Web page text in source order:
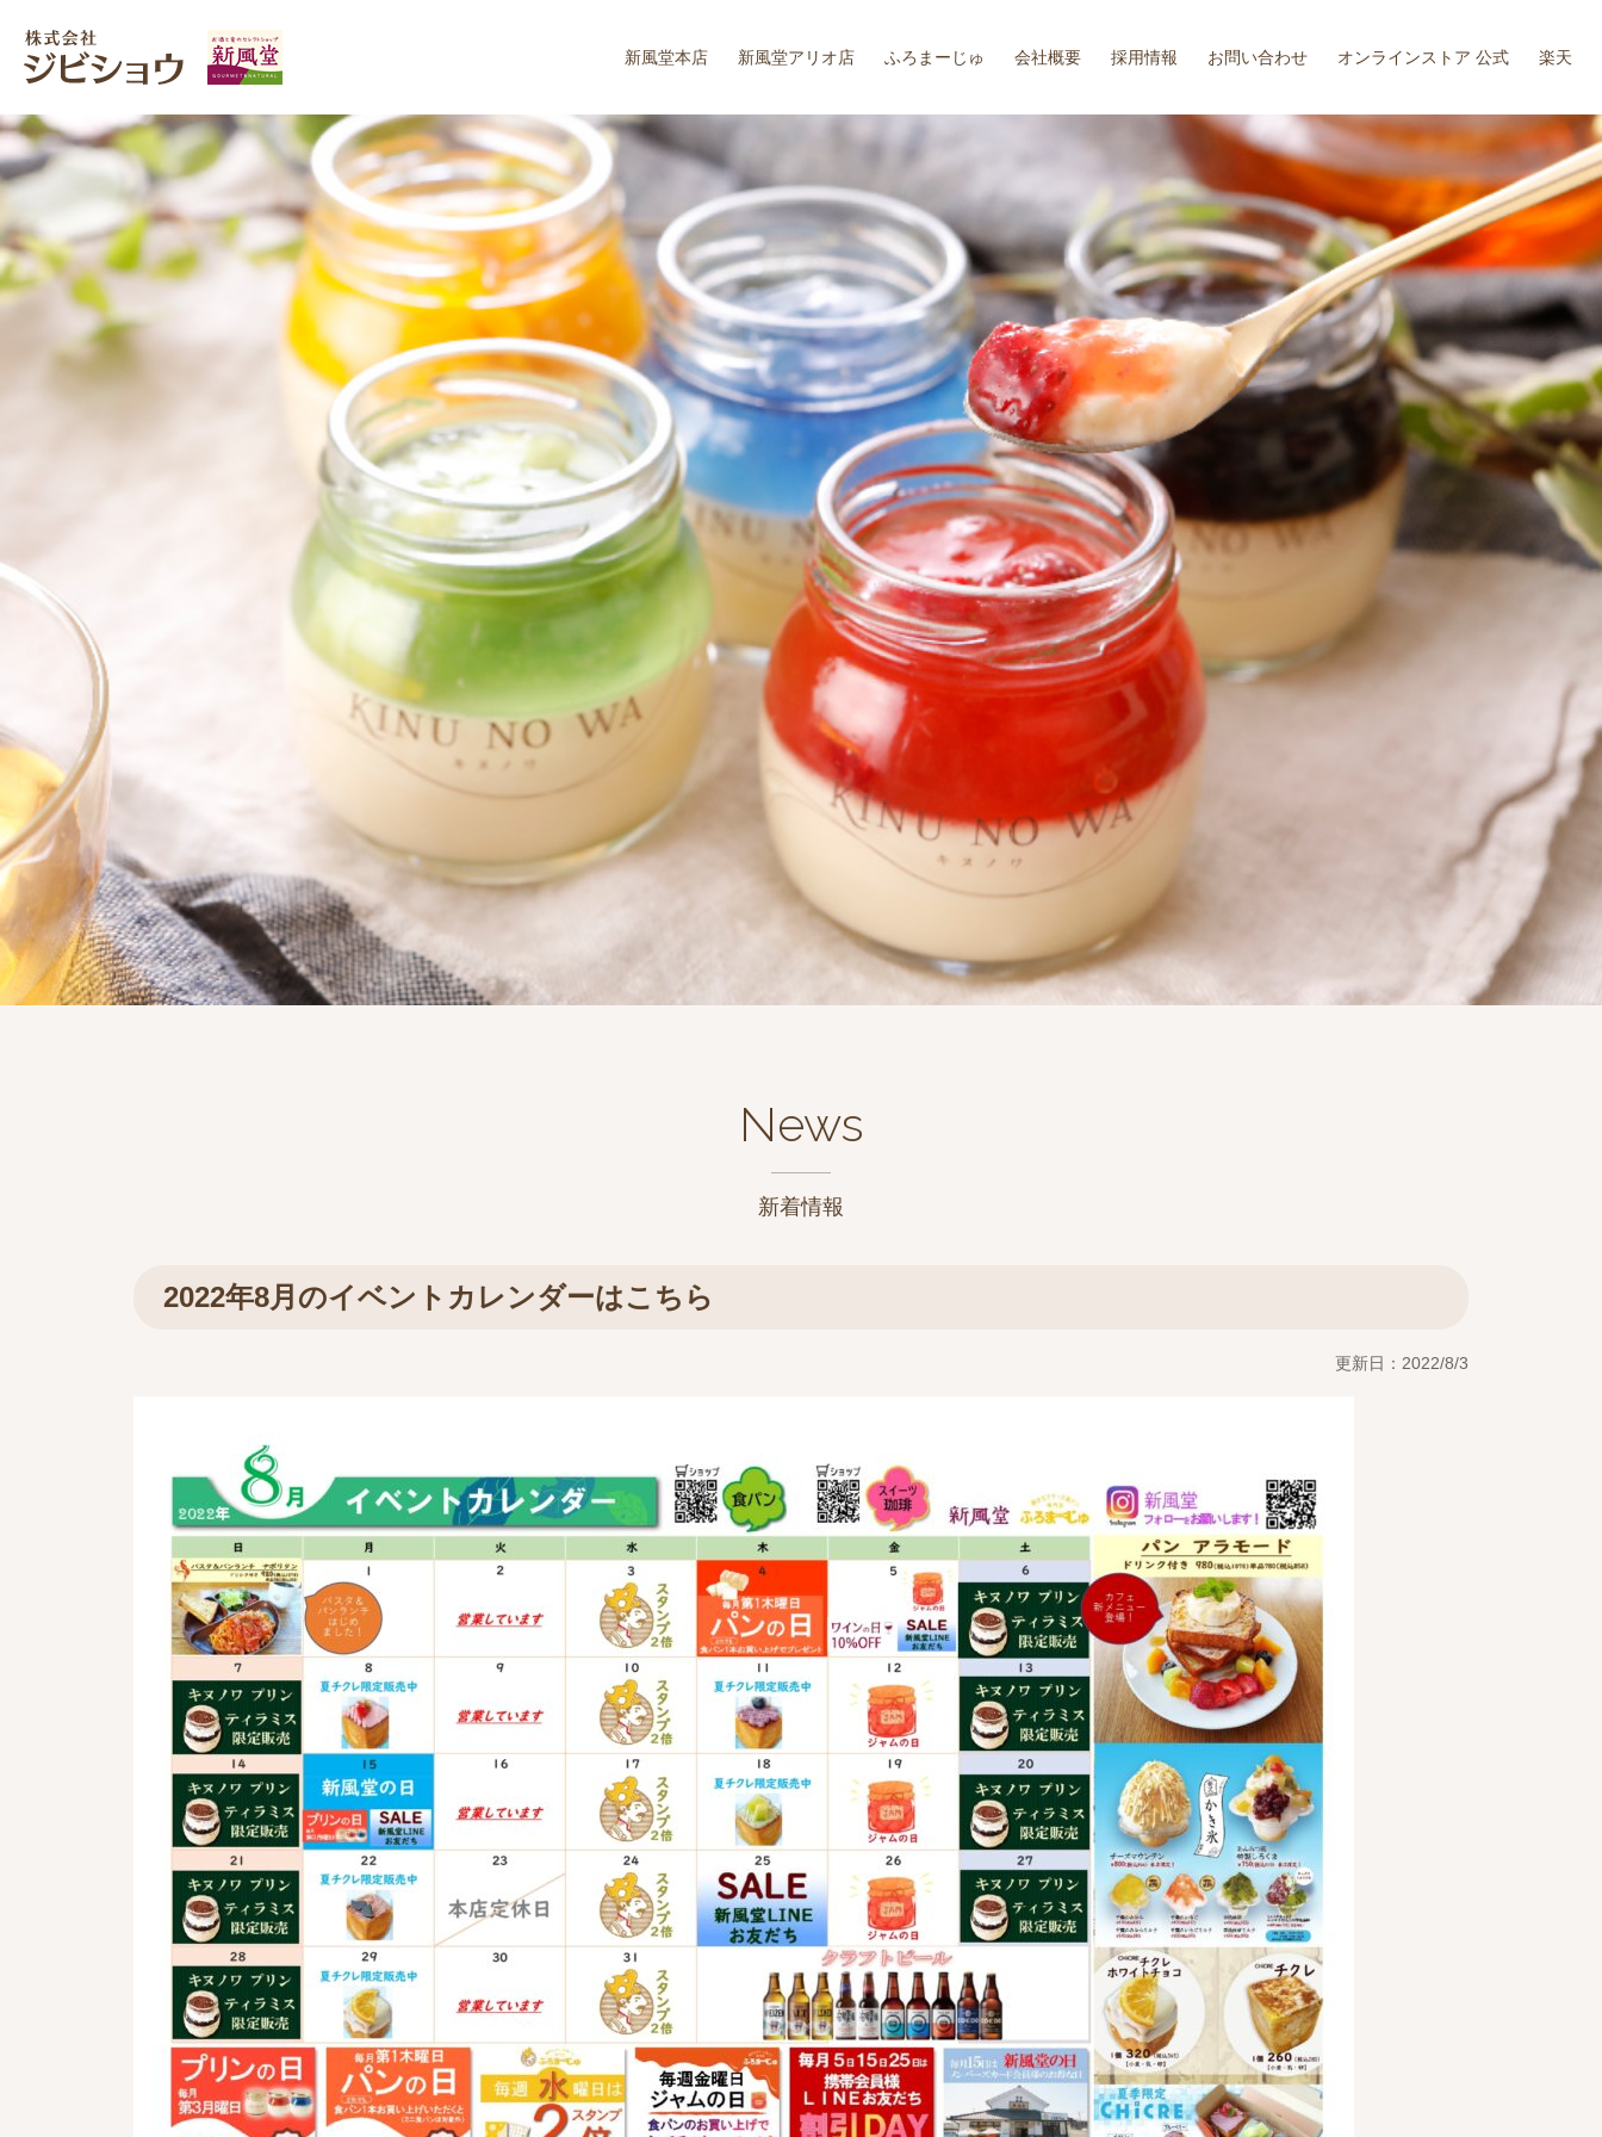
新風堂本店 新風堂アリオ店 ふろまーじゅ 会社概要 採用情報 お問い合わせ オンラインストア 公式 楽天
News
新着情報
2022年8月のイベントカレンダーはこちら
更新日：2022/8/3